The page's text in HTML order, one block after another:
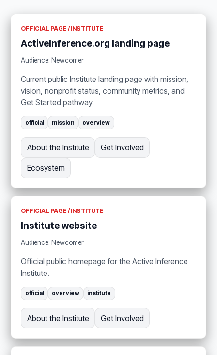
OFFICIAL PAGE / INSTITUTE
ActiveInference.org landing page
Audience: Newcomer
Current public Institute landing page with mission,
vision, nonprofit status, community metrics, and
Get Started pathway.
official mission overview
About the Institute Get Involved
Ecosystem
OFFICIAL PAGE / INSTITUTE
Institute website
Audience: Newcomer
Official public homepage for the Active Inference
Institute.
official overview institute
About the Institute Get Involved